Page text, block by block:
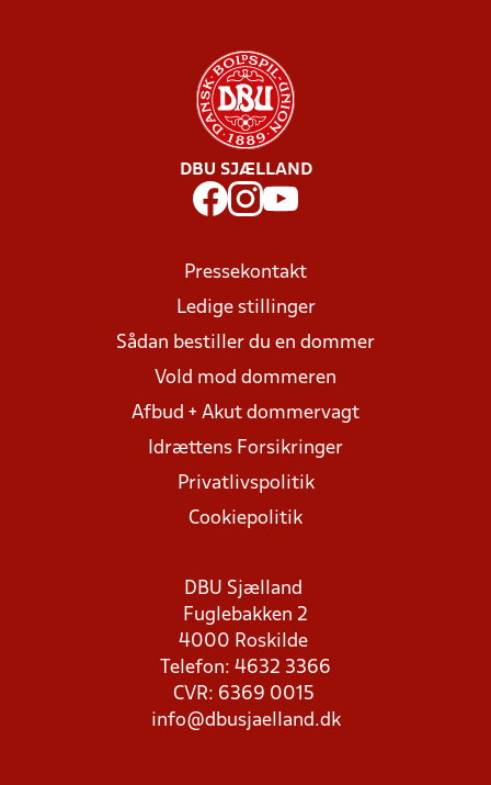
DBU SJÆLLAND
Pressekontakt
Ledige stillinger
Sådan bestiller du en dommer
Vold mod dommeren
Afbud + Akut dommervagt
Idrættens Forsikringer
Privatlivspolitik
Cookiepolitik
DBU Sjælland
Fuglebakken 2
4000 Roskilde
Telefon: 4632 3366
CVR: 6369 0015
info@dbusjaelland.dk